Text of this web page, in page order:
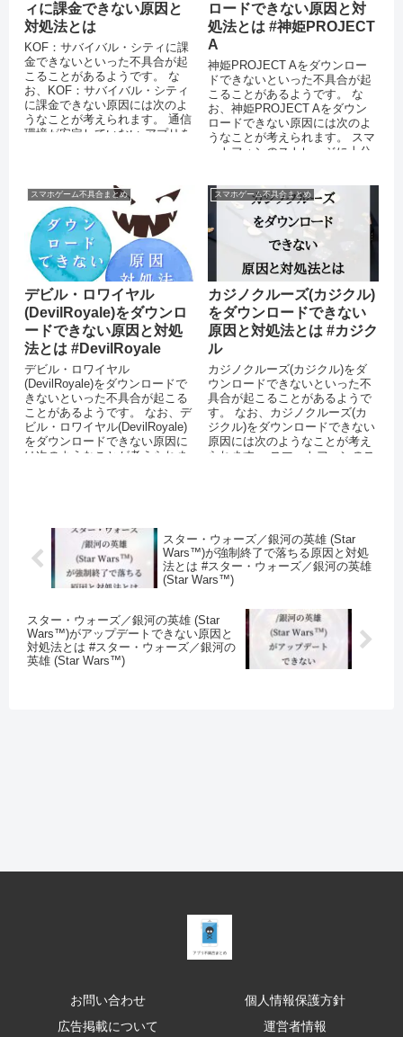
ィに課金できない原因と
対処法とは
KOF：サバイバル・シティに課
金できないといった不具合が起
こることがあるようです。 な
お、KOF：サバイバル・シティ
に課金できない原因には次のよ
うなことが考えられます。 通信
環境が安定していない アプリを
ロードできない原因と対
処法とは #神姫PROJECT
A
神姫PROJECT Aをダウンロー
ドできないといった不具合が起
こることがあるようです。 な
お、神姫PROJECT Aをダウン
ロードできない原因には次のよ
うなことが考えられます。 スマ
ートフォンのストレージに十分
スマホゲーム不具合まとめ
デビル・ロワイヤル
(DevilRoyale)をダウンロ
ードできない原因と対処
法とは #DevilRoyale
デビル・ロワイヤル
(DevilRoyale)をダウンロードで
きないといった不具合が起こる
ことがあるようです。 なお、デ
ビル・ロワイヤル(DevilRoyale)
をダウンロードできない原因に
は次のようなことが考えられま
スマホゲーム不具合まとめ
カジノクルーズ(カジクル)
をダウンロードできない
原因と対処法とは #カジク
ル
カジノクルーズ(カジクル)をダ
ウンロードできないといった不
具合が起こることがあるようで
す。 なお、カジノクルーズ(カ
ジクル)をダウンロードできない
原因には次のようなことが考え
られます。 スマートフォンのス
スター・ウォーズ／銀河の英雄 (Star
Wars™)が強制終了で落ちる原因と対処
法とは #スター・ウォーズ／銀河の英雄
(Star Wars™)
スター・ウォーズ／銀河の英雄 (Star
Wars™)がアップデートできない原因と
対処法とは #スター・ウォーズ／銀河の
英雄 (Star Wars™)
お問い合わせ
個人情報保護方針
広告掲載について
運営者情報